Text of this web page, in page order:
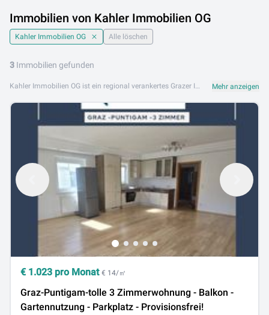
Immobilien von Kahler Immobilien OG
Kahler Immobilien OG Alle löschen
3 Immobilien gefunden
Kahler Immobilien OG ist ein regional verankertes Grazer Immobilienunternehmen mit persönlichem Service und professioneller Expertise. Mit tiefer Kenntnis des steirischen Immobilienmarkts begleitet Kahler Immobilien OG Kunden beim Kauf, Verkauf und der Vermietung von Immobilien in Graz und der Steiermark. Das Angebot von Kahler Immobilien OG umfasst Eigentumswohnungen, Mietwohnungen, Einfamilienhäuser, Grundstücke und ausgewählte Anlageimmobilien. Das Team steht für individuelle Betreuung, Verlässlichkeit und lokale Kompetenz. Kahler Immobilien OG ist an folgenden Standorten aktiv: 8010 Graz. Entdecken Sie das Immobilienangebot von Kahler Immobilien OG auf Lib.at und starten Sie Ihre Immobiliensuche in Graz. Mehr anzeigen
€ 1.023 pro Monat € 14/㎡
Graz-Puntigam-tolle 3 Zimmerwohnung - Balkon -
Gartennutzung - Parkplatz - Provisionsfrei!